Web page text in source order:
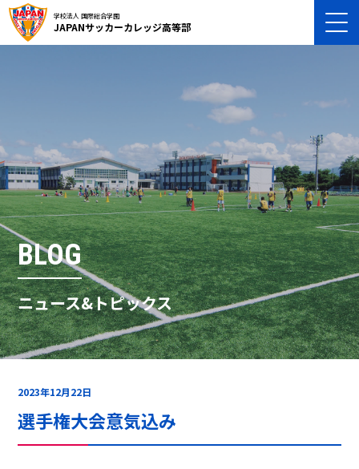
学校法人 国際総合学園
JAPANサッカーカレッジ高等部
BLOG
ニュース&トピックス
2023年12月22日
選手権大会意気込み